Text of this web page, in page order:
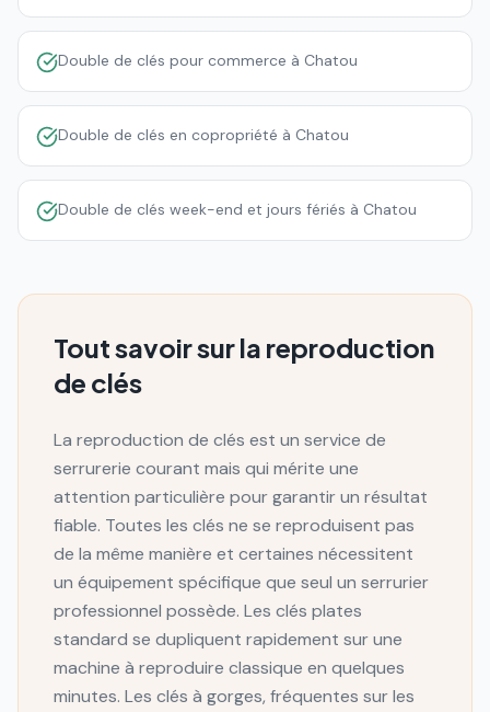
Double de clés pour commerce à Chatou
Double de clés en copropriété à Chatou
Double de clés week-end et jours fériés à Chatou
Tout savoir sur la reproduction
de clés
La reproduction de clés est un service de
serrurerie courant mais qui mérite une
attention particulière pour garantir un résultat
fiable. Toutes les clés ne se reproduisent pas
de la même manière et certaines nécessitent
un équipement spécifique que seul un serrurier
professionnel possède. Les clés plates
standard se dupliquent rapidement sur une
machine à reproduire classique en quelques
minutes. Les clés à gorges, fréquentes sur les